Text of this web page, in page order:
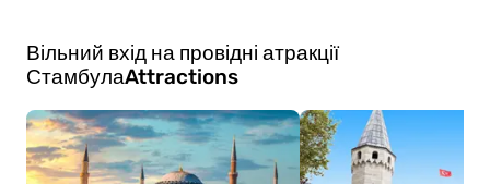
персоналу.
забезпечити найкращі враження,
рекомендується заздалегідь зв’язатися з
варіантів організованих екскурсій.
Вільний вхід на провідні атракції
СтамбулаAttractions